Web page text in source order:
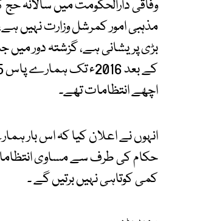
وفاقی دارالحکومت میں سالانہ
مذہبی امور کمرشل وزارت نہیں
اچھے انتظامات تھے۔
انہوں نے اعلان کیا کہ اس بار
حکام کی طرف سے مساوی
کمی کوتاہی نہیں برتیں گے ۔